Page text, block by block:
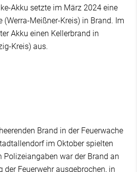
Akku setzte im März 2024 eine
(Werra-Meißner-Kreis) in Brand. Im
Akku einen Kellerbrand in
Kreis) aus.
Brand in der Feuerwache
im Oktober spielten
Polizeiangaben war der Brand an
der Feuerwehr ausgebrochen, in